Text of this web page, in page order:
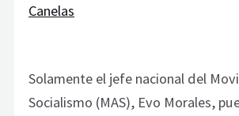
Canelas
Solamente el jefe nacional del
Socialismo (MAS), Evo Morales,